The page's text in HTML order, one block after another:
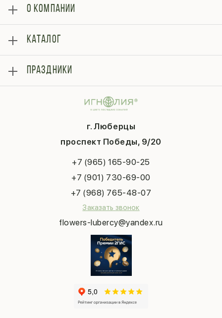
г. Люберцы
проспект Победы, 9/20
+7 (965) 165-90-25
+7 (901) 730-69-00
+7 (968) 765-48-07
Заказать звонок
flowers-lubercy@yandex.ru
О КОМПАНИИ
Оплата
Отзывы
Блог
Гарантии
Контакты
Публичная оферта
КАТАЛОГ
Букеты
Композиции
ПРАЗДНИКИ
Последний звонок